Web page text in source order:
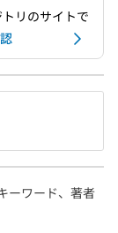
リのサイトで
ーワード、著者